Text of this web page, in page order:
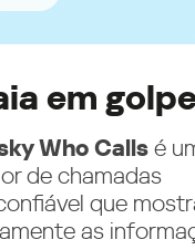
em
Who Calls é
de chamadas
que
as